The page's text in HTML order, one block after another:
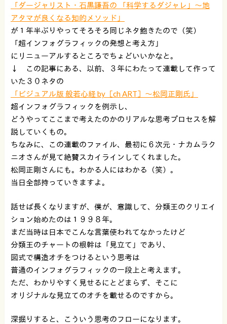
「ダージャリスト・石黒謙吾の 「科学するダジャレ」〜地
アタマが良くなる知的メソッド」
が１年半ぶりやってそろそろ同じネタ飽きたので（笑）
「超インフォグラフィックの発想と考え方」
にリニューアルするところでちょどいいかなと。
↓ この記事にある、以前、３年にわたって連載して作って
いた３０ネタの
「ビジュアル版 般若心経 by［ch ART］〜松岡正剛氏」
超インフォグラフィックを例示し、
どうやってここまで考えたのかのリアルな思考プロセスを解
説していくもの。
ちなみに、この連載のファイル、最初に６次元・ナカムラク
ニオさんが見て絶賛スカイラインしてくれました。
松岡正剛さんにも。わかる人にはわかる（笑）。
当日全部持っていきますよ。
話せば長くなりますが、僕が、意識して、分類王のクリエイ
ション始めたのは１９９８年。
まだ当時は日本でこんな言葉使われてなかったけど
分類王のチャートの根幹は「見立て」であり、
図式で構造オチをつけるという思考は
普通のインフォグラフィックの一段上と考えます。
ただ、わかりやすく見せるにとどまらず、そこに
オリジナルな見立てのオチを載せるのですから。
深掘りすると、こういう思考のフローになります。